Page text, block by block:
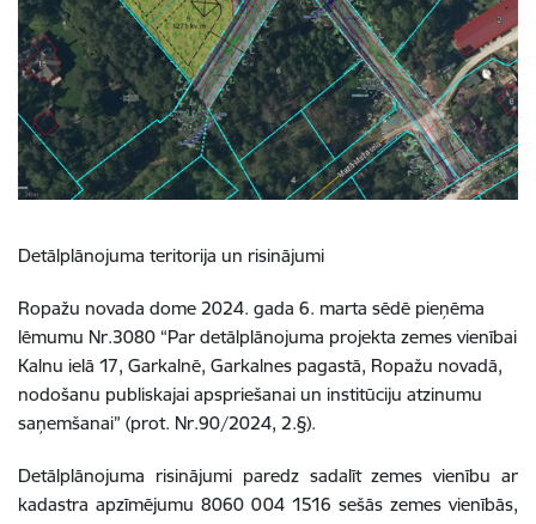
Detālplānojuma teritorija un risinājumi
Ropažu novada dome 2024. gada 6. marta sēdē pieņēma
lēmumu Nr.3080 “Par detālplānojuma projekta zemes vienībai
Kalnu ielā 17, Garkalnē, Garkalnes pagastā, Ropažu novadā,
nodošanu publiskajai apspriešanai un institūciju atzinumu
saņemšanai” (prot. Nr.90/2024, 2.§).
Detālplānojuma risinājumi paredz sadalīt zemes vienību ar
kadastra apzīmējumu 8060 004 1516 sešās zemes vienībās,